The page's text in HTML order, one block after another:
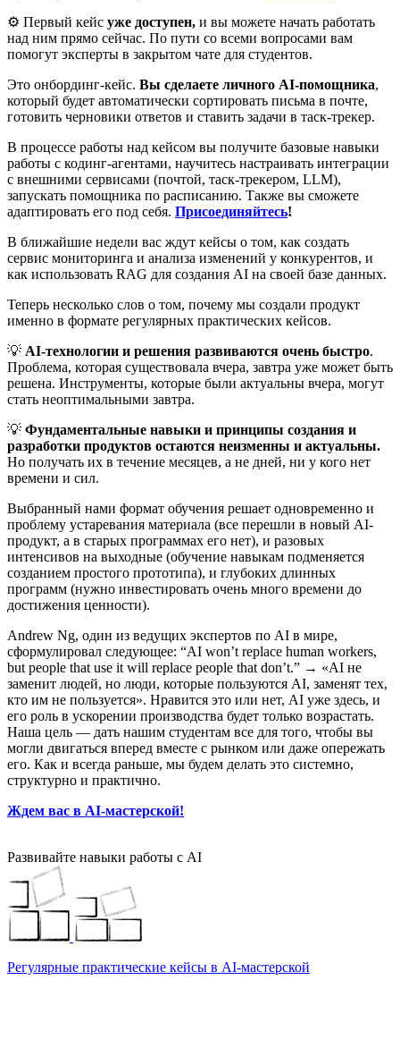
⚙️ Первый кейс уже доступен, и вы можете начать работать
над ним прямо сейчас. По пути со всеми вопросами вам
помогут эксперты в закрытом чате для студентов.
Это онбординг-кейс. Вы сделаете личного AI-помощника,
который будет автоматически сортировать письма в почте,
готовить черновики ответов и ставить задачи в таск-трекер.
В процессе работы над кейсом вы получите базовые навыки
работы с кодинг-агентами, научитесь настраивать интеграции
с внешними сервисами (почтой, таск-трекером, LLM),
запускать помощника по расписанию. Также вы сможете
адаптировать его под себя. Присоединяйтесь!
В ближайшие недели вас ждут кейсы о том, как создать
сервис мониторинга и анализа изменений у конкурентов, и
как использовать RAG для создания AI на своей базе данных.
Теперь несколько слов о том, почему мы создали продукт
именно в формате регулярных практических кейсов.
💡 AI-технологии и решения развиваются очень быстро.
Проблема, которая существовала вчера, завтра уже может быть
решена. Инструменты, которые были актуальны вчера, могут
стать неоптимальными завтра.
💡 Фундаментальные навыки и принципы создания и
разработки продуктов остаются неизменны и актуальны.
Но получать их в течение месяцев, а не дней, ни у кого нет
времени и сил.
Выбранный нами формат обучения решает одновременно и
проблему устаревания материала (все перешли в новый AI-
продукт, а в старых программах его нет), и разовых
интенсивов на выходные (обучение навыкам подменяется
созданием простого прототипа), и глубоких длинных
программ (нужно инвестировать очень много времени до
достижения ценности).
Andrew Ng, один из ведущих экспертов по AI в мире,
сформулировал следующее: “AI won’t replace human workers,
but people that use it will replace people that don’t.” → «AI не
заменит людей, но люди, которые пользуются AI, заменят тех,
кто им не пользуется». Нравится это или нет, AI уже здесь, и
его роль в ускорении производства будет только возрастать.
Наша цель — дать нашим студентам все для того, чтобы вы
могли двигаться вперед вместе с рынком или даже опережать
его. Как и всегда раньше, мы будем делать это системно,
структурно и практично.
Ждем вас в AI-мастерской!
Развивайте навыки работы с AI
Регулярные практические кейсы в AI-мастерской